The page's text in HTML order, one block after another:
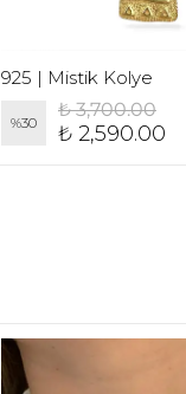
925 | Mistik Kolye
%30
₺ 3,700.00
₺ 2,590.00